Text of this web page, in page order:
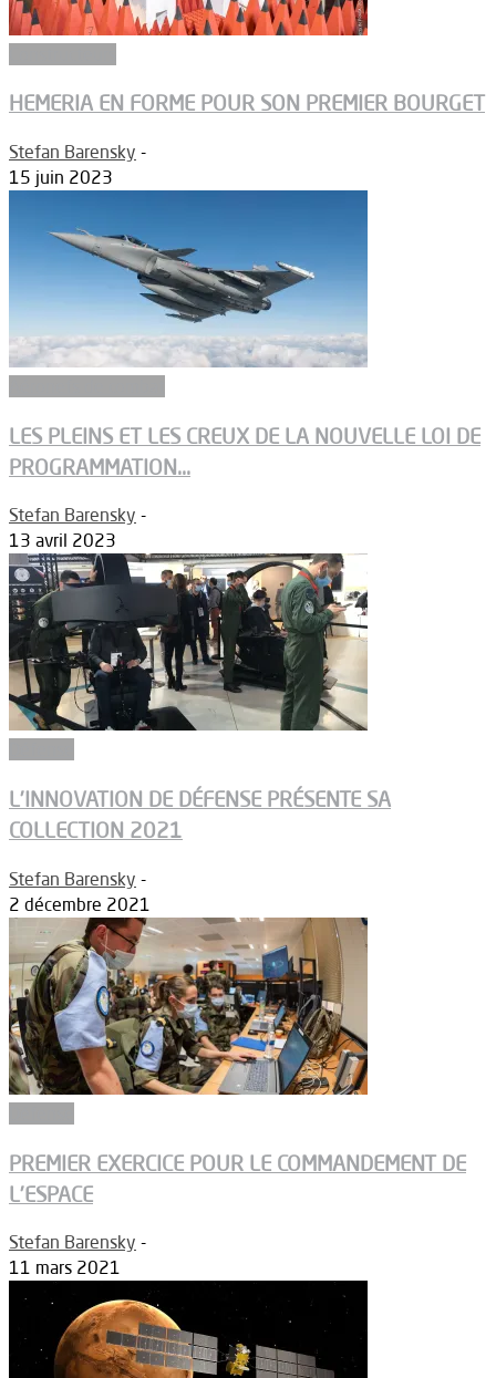
HEMERIA EN FORME POUR SON PREMIER BOURGET
Stefan Barensky -
15 juin 2023
LES PLEINS ET LES CREUX DE LA NOUVELLE LOI DE
PROGRAMMATION...
Stefan Barensky -
13 avril 2023
L’INNOVATION DE DÉFENSE PRÉSENTE SA
COLLECTION 2021
Stefan Barensky -
2 décembre 2021
PREMIER EXERCICE POUR LE COMMANDEMENT DE
L’ESPACE
Stefan Barensky -
11 mars 2021